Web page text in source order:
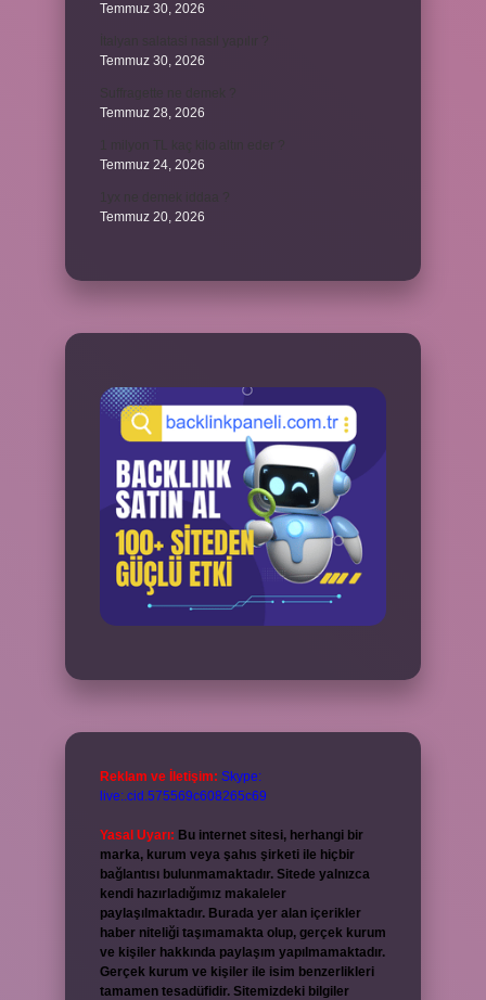
Temmuz 30, 2026
Temmuz 30, 2026
Temmuz 28, 2026
Temmuz 24, 2026
Temmuz 20, 2026
Reklam ve İletişim: Skype:
live:.cid.575569c608265c69
Yasal Uyarı: Bu internet sitesi, herhangi bir
marka, kurum veya şahıs şirketi ile hiçbir
bağlantısı bulunmamaktadır. Sitede yalnızca
kendi hazırladığımız makaleler
paylaşılmaktadır. Burada yer alan içerikler
haber niteliği taşımamakta olup, gerçek kurum
ve kişiler hakkında paylaşım yapılmamaktadır.
Gerçek kurum ve kişiler ile isim benzerlikleri
tamamen tesadüfidir. Sitemizdeki bilgiler